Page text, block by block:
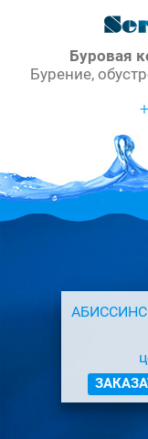
Буровая
Бурение,